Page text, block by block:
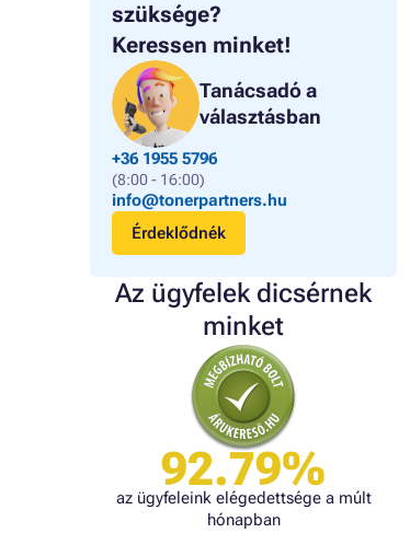
szüksége?
Keressen minket!
Tanácsadó a
választásban
+36 1955 5796
(8:00 - 16:00)
info@tonerpartners.hu
Érdeklődnék
Az ügyfelek dicsérnek
minket
92.79%
az ügyfeleink elégedettsége a múlt
hónapban